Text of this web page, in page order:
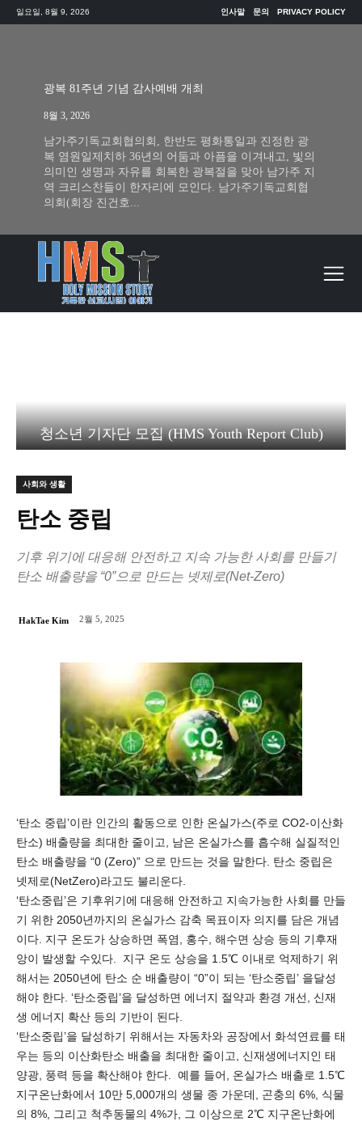
일요일, 8월 9, 2026 인사말 문의 PRIVACY POLICY
광복 81주년 기념 감사예배 개최
8월 3, 2026
남가주기독교회협의회, 한반도 평화통일과 진정한 광
복 염원일제치하 36년의 어둠과 아픔을 이겨내고, 빛의
의미인 생명과 자유를 회복한 광복절을 맞아 남가주 지
역 크리스찬들이 한자리에 모인다. 남가주기독교회협
의회(회장 진건호...
청소년 기자단 모집 (HMS Youth Report Club)
사회와 생활
탄소 중립
기후 위기에 대응해 안전하고 지속 가능한 사회를 만들기
탄소 배출량을 “0”으로 만드는 넷제로(Net-Zero)
HakTae Kim 2월 5, 2025
‘탄소 중립’이란 인간의 활동으로 인한 온실가스(주로 CO2-이산화
탄소) 배출량을 최대한 줄이고, 남은 온실가스를 흡수해 실질적인
탄소 배출량을 “0 (Zero)” 으로 만드는 것을 말한다. 탄소 중립은
넷제로(NetZero)라고도 불리운다.
‘탄소중립’은 기후위기에 대응해 안전하고 지속가능한 사회를 만들
기 위한 2050년까지의 온실가스 감축 목표이자 의지를 담은 개념
이다. 지구 온도가 상승하면 폭염, 홍수, 해수면 상승 등의 기후재
앙이 발생할 수있다. 지구 온도 상승을 1.5℃ 이내로 억제하기 위
해서는 2050년에 탄소 순 배출량이 “0”이 되는 ‘탄소중립’ 을달성
해야 한다. ‘탄소중립’을 달성하면 에너지 절약과 환경 개선, 신재
생 에너지 확산 등의 기반이 된다.
‘탄소중립’을 달성하기 위해서는 자동차와 공장에서 화석연료를 태
우는 등의 이산화탄소 배출을 최대한 줄이고, 신재생에너지인 태
양광, 풍력 등을 확산해야 한다. 예를 들어, 온실가스 배출로 1.5℃
지구온난화에서 10만 5,000개의 생물 종 가운데, 곤충의 6%, 식물
의 8%, 그리고 척추동물의 4%가, 그 이상으로 2℃ 지구온난화에